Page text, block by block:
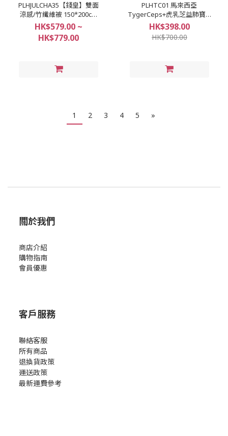
PLHJULCHA35【錢皇】雙面
涼感/竹纖維被 150*200cm
HKD 579｜200*230cm HKD
779
HK$579.00 ~
HK$779.00
PLHTC01 馬來西亞
TygerCeps+虎乳芝益肺寶(1
盒20包) ❌原價$700/盒❌ 限
時特價$398/盒 2盒以上
$388/盒
HK$398.00
HK$700.00
1 2 3 4 5 »
關於我們
商店介紹
購物指南
會員優惠
客戶服務
聯絡客服
所有商品
退換貨政策
運送政策
最新運費參考